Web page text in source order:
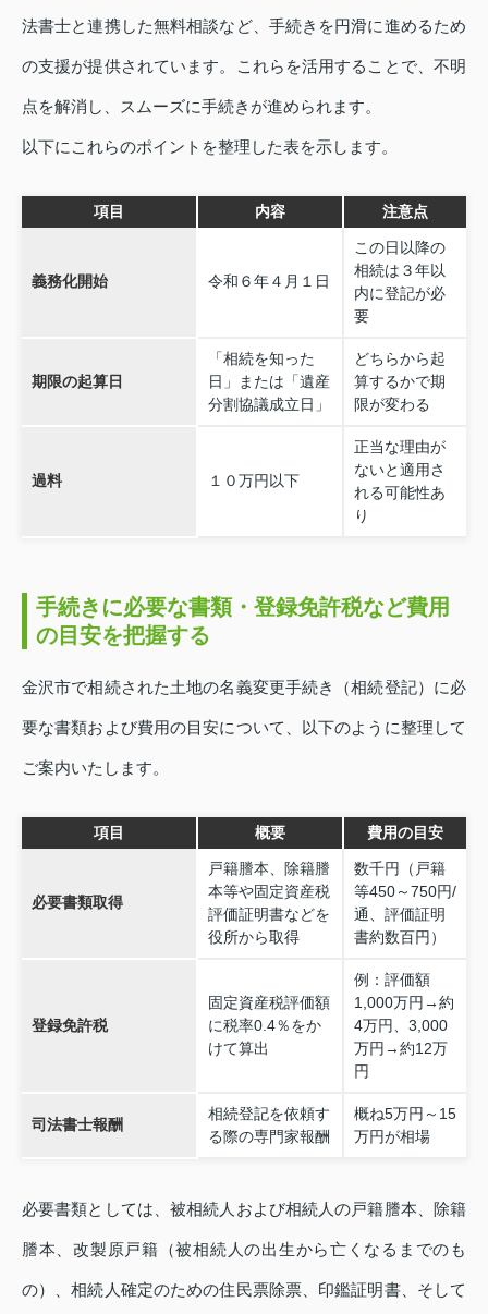
法書士と連携した無料相談など、手続きを円滑に進めるため
の支援が提供されています。これらを活用することで、不明
点を解消し、スムーズに手続きが進められます。
以下にこれらのポイントを整理した表を示します。
項目 内容 注意点
義務化開始 令和６年４月１日
この日以降の
相続は３年以
内に登記が必
要
期限の起算日
「相続を知った
日」または「遺産
分割協議成立日」
どちらから起
算するかで期
限が変わる
過料 １０万円以下
正当な理由が
ないと適用さ
れる可能性あ
り
手続きに必要な書類・登録免許税など費用
の目安を把握する
金沢市で相続された土地の名義変更手続き（相続登記）に必
要な書類および費用の目安について、以下のように整理して
ご案内いたします。
項目 概要 費用の目安
必要書類取得
戸籍謄本、除籍謄
本等や固定資産税
評価証明書などを
役所から取得
数千円（戸籍
等450～750円/
通、評価証明
書約数百円）
登録免許税
固定資産税評価額
に税率0.4％をか
けて算出
例：評価額
1,000万円→約
4万円、3,000
万円→約12万
円
司法書士報酬
相続登記を依頼す
る際の専門家報酬
概ね5万円～15
万円が相場
必要書類としては、被相続人および相続人の戸籍謄本、除籍
謄本、改製原戸籍（被相続人の出生から亡くなるまでのも
の）、相続人確定のための住民票除票、印鑑証明書、そして